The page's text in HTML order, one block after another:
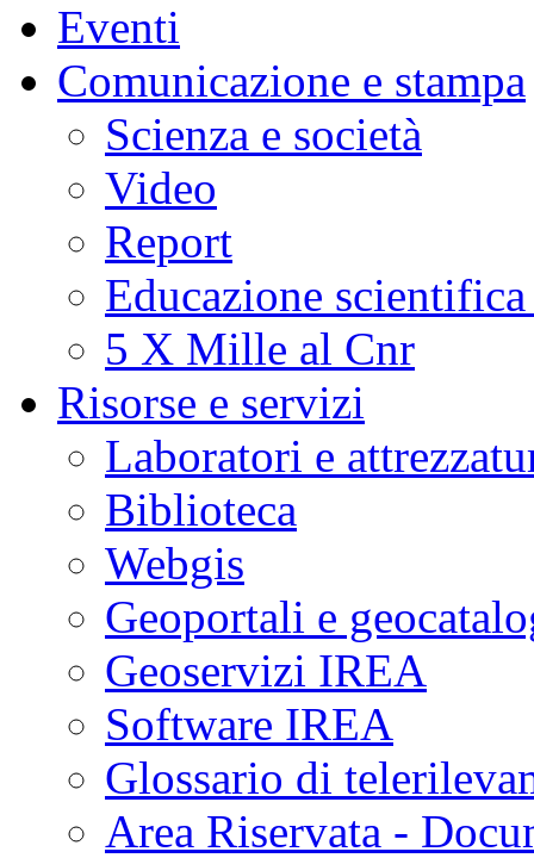
Eventi
Comunicazione e stampa
Scienza e società
Video
Report
Educazione
5 X Mille al Cnr
Risorse e servizi
Laboratori e
Biblioteca
Webgis
Geoportali e
Geoservizi IREA
Software IREA
Glossario di
Area Riservata -